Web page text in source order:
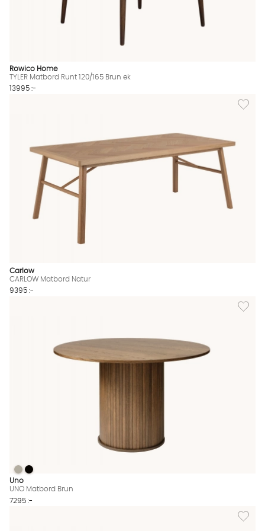
Rowico Home
TYLER Matbord Runt 120/165 Brun ek
13995 :-
Lägg
Carlow
CARLOW Matbord Natur
9395 :-
Lägg
UNO Matbord Brun Finns även i dessa färger:
UNO Matbord Brun
UNO Matbord Brun
Uno
UNO Matbord Brun
7295 :-
Lägg